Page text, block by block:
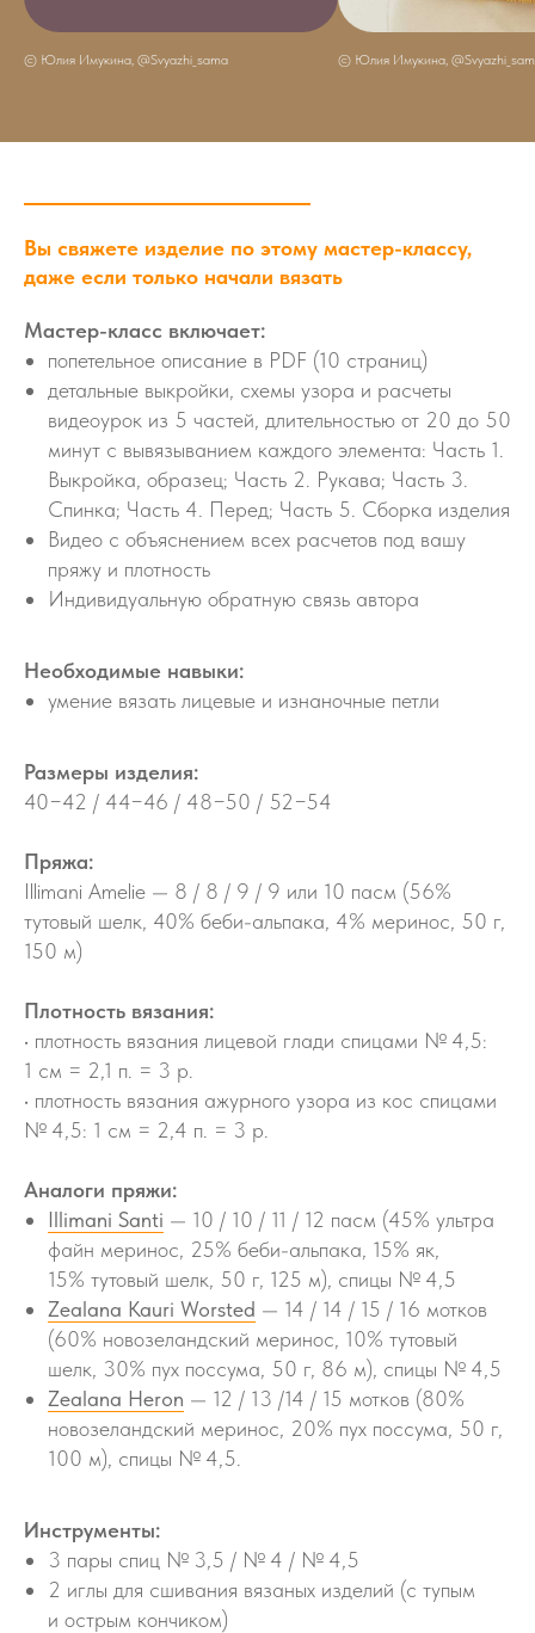
© Юлия Имукина, @Svyazhi_sama © Юлия Имукина,
Вы свяжете изделие по этому мастер-классу,
даже если только начали вязать
Мастер-класс включает:
попетельное описание в PDF (10 страниц)
детальные выкройки, схемы узора и расчеты
видеоурок из 5 частей, длительностью от 20 до 50
минут с вывязыванием каждого элемента: Часть 1.
Выкройка, образец; Часть 2. Рукава; Часть 3.
Спинка; Часть 4. Перед; Часть 5. Сборка изделия
Видео с объяснением всех расчетов под вашу
пряжу и плотность
Индивидуальную обратную связь автора
Необходимые навыки:
умение вязать лицевые и изнаночные петли
Размеры изделия:
40−42 / 44−46 / 48−50 / 52−54
Пряжа:
Illimani Amelie — 8 / 8 / 9 / 9 или 10 пасм (56%
тутовый шелк, 40% беби-альпака, 4% меринос, 50 г,
150 м)
Плотность вязания:
• плотность вязания лицевой глади спицами № 4,5:
1 см = 2,1 п. = 3 р.
• плотность вязания ажурного узора из кос спицами
№ 4,5: 1 см = 2,4 п. = 3 р.
Аналоги пряжи:
Illimani Santi — 10 / 10 / 11 / 12 пасм (45% ультра
файн меринос, 25% беби-альпака, 15% як,
15% тутовый шелк, 50 г, 125 м), спицы № 4,5
Zealana Kauri Worsted — 14 / 14 / 15 / 16 мотков
(60% новозеландский меринос, 10% тутовый
шелк, 30% пух поссума, 50 г, 86 м), спицы № 4,5
Zealana Heron — 12 / 13 /14 / 15 мотков (80%
новозеландский меринос, 20% пух поссума, 50 г,
100 м), спицы № 4,5.
Инструменты:
3 пары спиц № 3,5 / № 4 / № 4,5
2 иглы для сшивания вязаных изделий (с тупым
и острым кончиком)